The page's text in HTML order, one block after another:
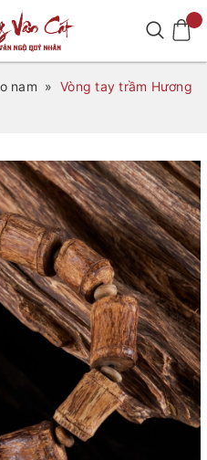
nam » Vòng tay trầm Hương